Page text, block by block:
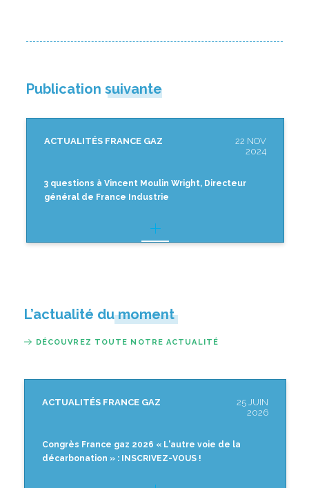
Publication suivante
ACTUALITÉS FRANCE GAZ
22 NOV
2024
3 questions à Vincent Moulin Wright, Directeur
général de France Industrie
L’actualité du moment
DÉCOUVREZ TOUTE NOTRE ACTUALITÉ
ACTUALITÉS FRANCE GAZ
25 JUIN
2026
Congrès France gaz 2026 « L'autre voie de la
décarbonation » : INSCRIVEZ-VOUS !